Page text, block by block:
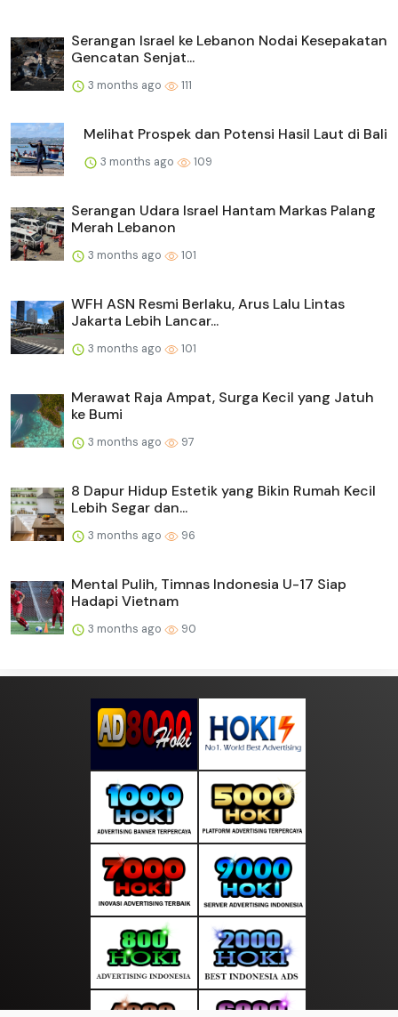
Serangan Israel ke Lebanon Nodai Kesepakatan
Gencatan Senjat...
3 months ago 111
Melihat Prospek dan Potensi Hasil Laut di Bali
3 months ago 109
Serangan Udara Israel Hantam Markas Palang
Merah Lebanon
3 months ago 101
WFH ASN Resmi Berlaku, Arus Lalu Lintas
Jakarta Lebih Lancar...
3 months ago 101
Merawat Raja Ampat, Surga Kecil yang Jatuh
ke Bumi
3 months ago 97
8 Dapur Hidup Estetik yang Bikin Rumah Kecil
Lebih Segar dan...
3 months ago 96
Mental Pulih, Timnas Indonesia U-17 Siap
Hadapi Vietnam
3 months ago 90